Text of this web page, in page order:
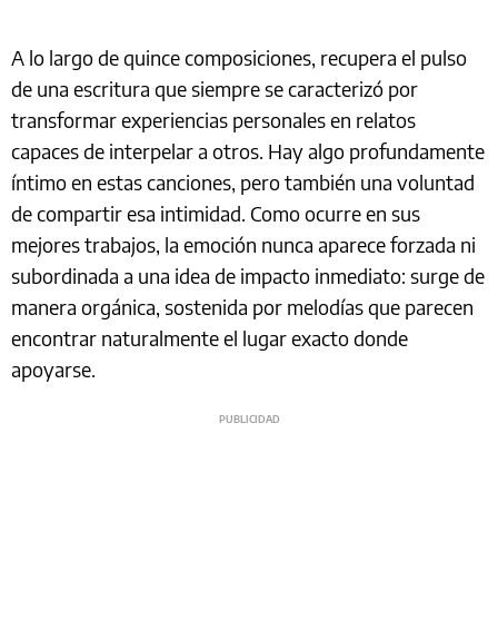
A lo largo de quince composiciones, recupera el pulso
de una escritura que siempre se caracterizó por
transformar experiencias personales en relatos
capaces de interpelar a otros. Hay algo profundamente
íntimo en estas canciones, pero también una voluntad
de compartir esa intimidad. Como ocurre en sus
mejores trabajos, la emoción nunca aparece forzada ni
subordinada a una idea de impacto inmediato: surge de
manera orgánica, sostenida por melodías que parecen
encontrar naturalmente el lugar exacto donde
apoyarse.